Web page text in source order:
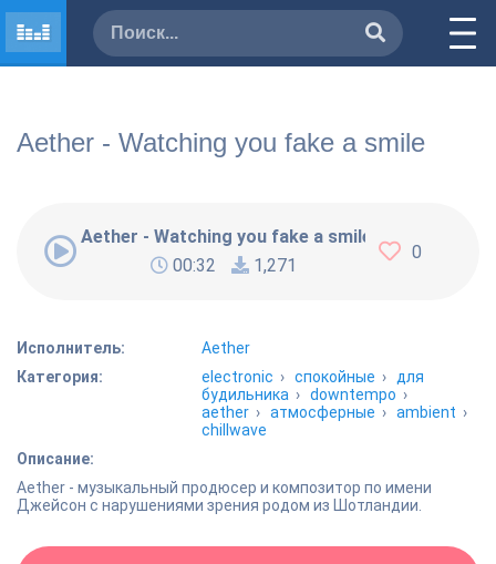
Aether - Watching you fake a smile
Aether - Watching you fake a smile
00:32
1,271
0
Исполнитель:
Aether
Категория:
electronic ›спокойные › для
будильника ›downtempo ›
aether ›атмосферные ›ambient ›
chillwave
Описание:
Aether - музыкальный продюсер и композитор по имени
Джейсон с нарушениями зрения родом из Шотландии.